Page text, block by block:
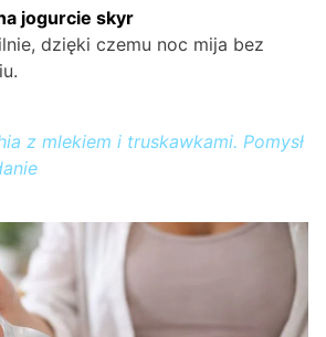
jogurcie skyr
dzięki czemu noc mija bez
z mlekiem i truskawkami. Pomysł